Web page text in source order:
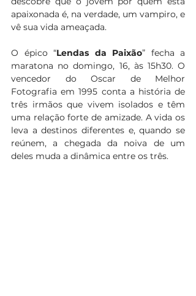
apaixonada é, na verdade, um vampiro, e
vê sua vida ameaçada.
O épico “Lendas da Paixão” fecha a
maratona no domingo, 16, às 15h30. O
vencedor do Oscar de Melhor
Fotografia em 1995 conta a história de
três irmãos que vivem isolados e têm
uma relação forte de amizade. A vida os
leva a destinos diferentes e, quando se
reúnem, a chegada da noiva de um
deles muda a dinâmica entre os três.